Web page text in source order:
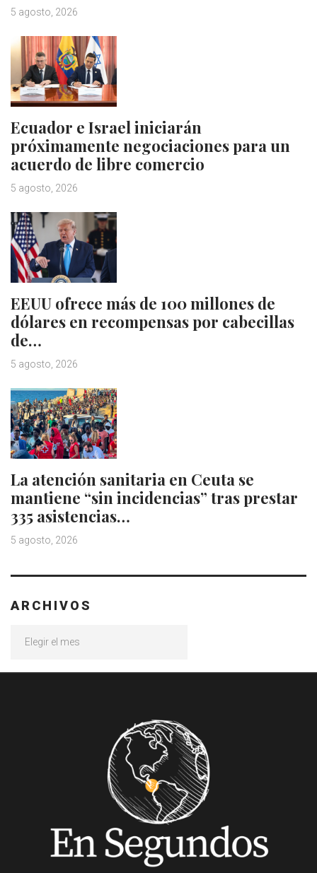
5 agosto, 2026
Ecuador e Israel iniciarán
próximamente negociaciones para un
acuerdo de libre comercio
5 agosto, 2026
EEUU ofrece más de 100 millones de
dólares en recompensas por cabecillas
de…
5 agosto, 2026
La atención sanitaria en Ceuta se
mantiene “sin incidencias” tras prestar
335 asistencias…
5 agosto, 2026
ARCHIVOS